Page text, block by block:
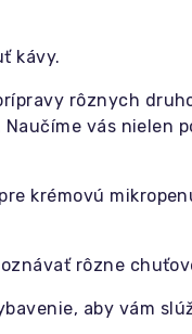
kávy.
rôznych
vás nielen
krémovú
rôzne
aby vám